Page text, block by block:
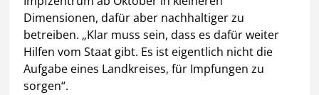
Dimensionen, dafür aber nachhaltiger zu
betreiben. „Klar muss sein, dass es dafür weiter
Hilfen vom Staat gibt. Es ist eigentlich nicht die
Aufgabe eines Landkreises, für Impfungen zu
sorgen“.